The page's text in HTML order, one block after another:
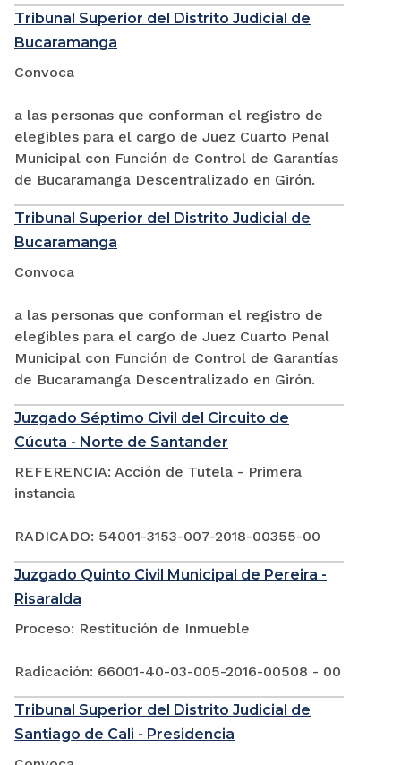
Tribunal Superior del Distrito Judicial de
Bucaramanga
Convoca
a las personas que conforman el registro de
elegibles para el cargo de Juez Cuarto Penal
Municipal con Función de Control de Garantías
de Bucaramanga Descentralizado en Girón.
Tribunal Superior del Distrito Judicial de
Bucaramanga
Convoca
a las personas que conforman el registro de
elegibles para el cargo de Juez Cuarto Penal
Municipal con Función de Control de Garantías
de Bucaramanga Descentralizado en Girón.
Juzgado Séptimo Civil del Circuito de
Cúcuta - Norte de Santander
REFERENCIA: Acción de Tutela - Primera
instancia
RADICADO: 54001-3153-007-2018-00355-00
Juzgado Quinto Civil Municipal de Pereira -
Risaralda
Proceso: Restitución de Inmueble
Radicación: 66001-40-03-005-2016-00508 - 00
Tribunal Superior del Distrito Judicial de
Santiago de Cali - Presidencia